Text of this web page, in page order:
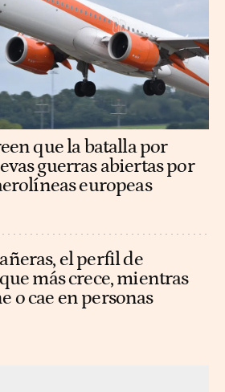
que la batalla por
guerras abiertas por
europeas
el perfil de
más crece, mientras
o cae en personas